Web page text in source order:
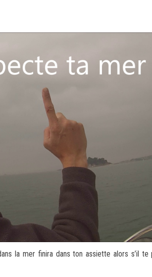
la mer finira dans ton assiette alors s’il